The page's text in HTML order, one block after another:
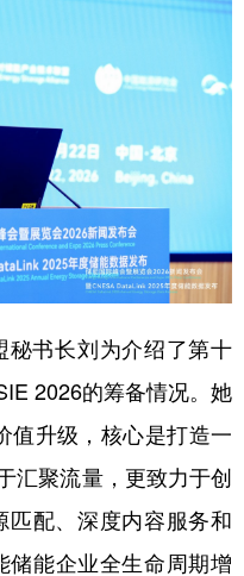
日本語 한국어
秘书长刘为介绍了第十
2026的筹备情况。她
值升级，核心是打造一
汇聚流量，更致力于创
配、深度内容服务和
储能企业全生命周期增